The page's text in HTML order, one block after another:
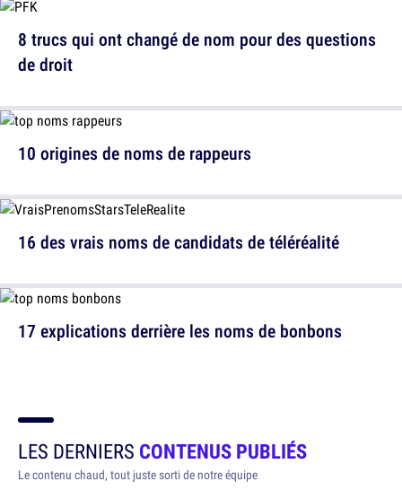
10 origines de noms de rappeurs
17 explications derrière les noms de bonbons
8 trucs qui ont changé de nom pour des questions
de droit
16 des vrais noms de candidats de téléréalité
LES DERNIERS CONTENUS PUBLIÉS
Le contenu chaud, tout juste sorti de notre équipe